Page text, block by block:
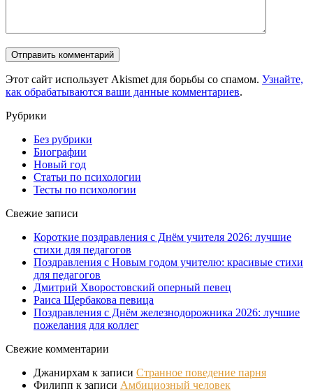
Этот сайт использует Akismet для борьбы со спамом. Узнайте,
как обрабатываются ваши данные комментариев.
Рубрики
Без рубрики
Биографии
Новый год
Статьи по психологии
Тесты по психологии
Свежие записи
Короткие поздравления с Днём учителя 2026: лучшие
стихи для педагогов
Поздравления с Новым годом учителю: красивые стихи
для педагогов
Дмитрий Хворостовский оперный певец
Раиса Щербакова певица
Поздравления с Днём железнодорожника 2026: лучшие
пожелания для коллег
Свежие комментарии
Джанирхам к записи Странное поведение парня
Филипп к записи Амбициозный человек